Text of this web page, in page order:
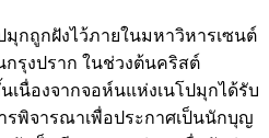
ถูกฝังไว้ภายในมหาวิหารเซนต์
นกรุงปราก ในช่วงต้นคริสต์
เนื่องจากจอห์นแห่งเนโปมุกได้รับ
รพิจารณาเพื่อประกาศเป็นนักบุญ